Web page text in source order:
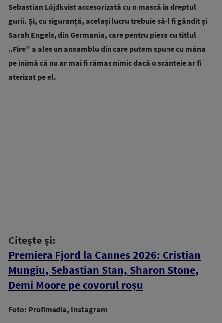
Sebastian Löjdkvist accesorizată cu o mască în dreptul
gurii. Și, cu siguranță, același lucru trebuie să-l fi gândit și
Sarah Engels, din Germania, care pentru piesa cu titlul
„Fire” a ales un ansamblu din care putem spune cu mâna
pe inimă că nu ar mai fi rămas nimic dacă o scânteie ar fi
aterizat pe el.
Citește și:
Premiera Fjord la Cannes 2026: Cristian
Mungiu, Sebastian Stan, Sharon Stone,
Demi Moore pe covorul roșu
Foto: Profimedia, Instagram